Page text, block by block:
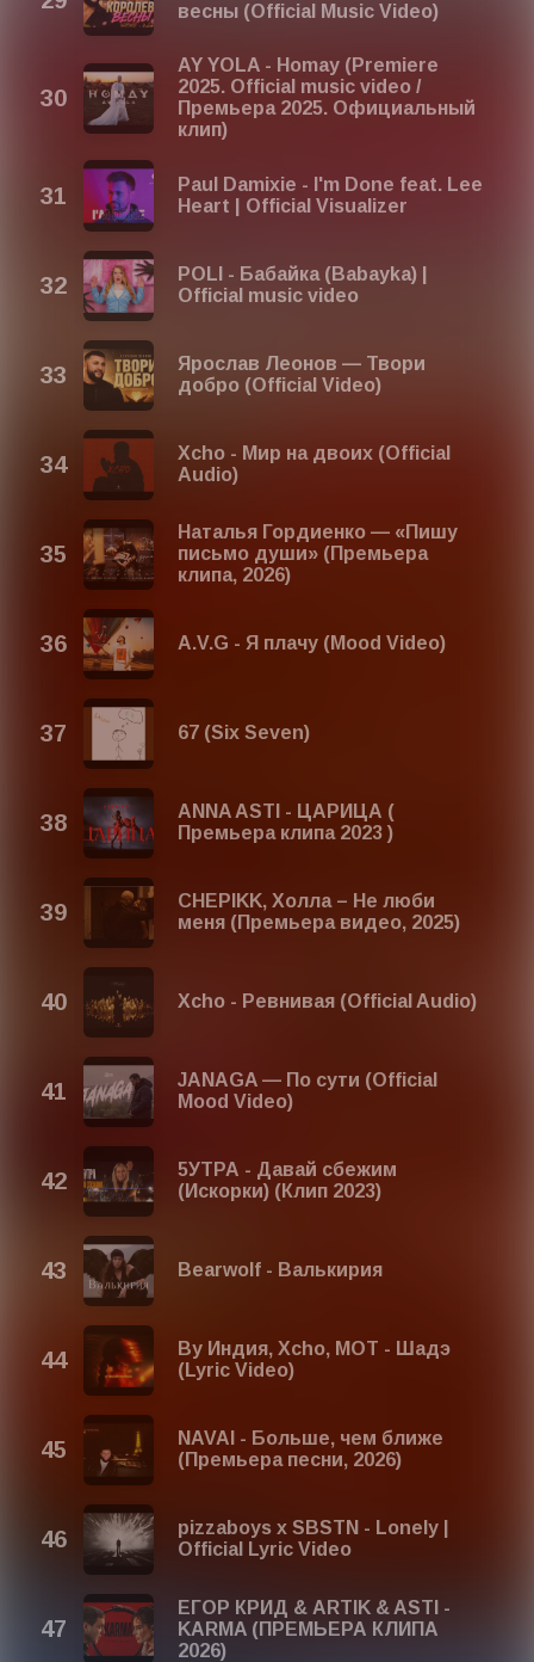
весны (Official Music Video)
AY YOLA - Homay (Premiere
2025. Official music video /
Премьера 2025. Официальный
клип)
Paul Damixie - I'm Done feat. Lee
Heart | Official Visualizer
POLI - Бабайка (Babayka) |
Official music video
Ярослав Леонов — Твори
добро (Official Video)
Xcho - Мир на двоих (Official
Audio)
Наталья Гордиенко — «Пишу
письмо души» (Премьера
клипа, 2026)
A.V.G - Я плачу (Mood Video)
67 (Six Seven)
ANNA ASTI - ЦАРИЦА (
Премьера клипа 2023 )
CHEPIKK, Холла – Не люби
меня (Премьера видео, 2025)
Xcho - Ревнивая (Official Audio)
JANAGA — По сути (Official
Mood Video)
5УТРА - Давай сбежим
(Искорки) (Клип 2023)
Bearwolf - Валькирия
By Индия, Xcho, МОТ - Шадэ
(Lyric Video)
NAVAI - Больше, чем ближе
(Премьера песни, 2026)
pizzaboys x SBSTN - Lonely |
Official Lyric Video
ЕГОР КРИД & ARTIK & ASTI -
KARMA (ПРЕМЬЕРА КЛИПА
2026)